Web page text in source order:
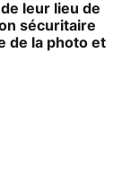
leur lieu de
sécuritaire
de la photo et